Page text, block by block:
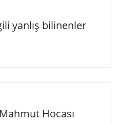
yanlış bilinenler
Mahmut Hocası